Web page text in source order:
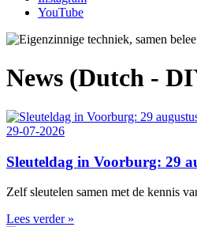
YouTube
News (Dutch -
29-07-2026
Sleuteldag in Voorburg: 29
Zelf sleutelen samen met de kennis
Lees verder »